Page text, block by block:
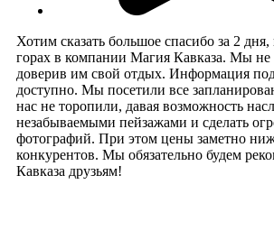
Хотим сказать большое спасибо за 2
горах в компании Магия Кавказа. Мы не
доверив им свой отдых. Информация
доступно. Мы посетили все
нас не торопили, давая возможность
незабываемыми пейзажами и сделать
фотографий. При этом цены заметно
конкурентов. Мы обязательно будем
Кавказа друзьям!